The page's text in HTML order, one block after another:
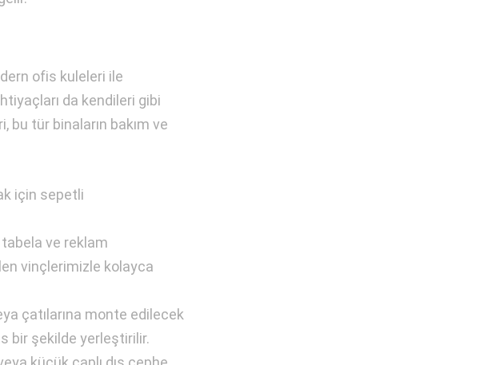
ofis kuleleri ile
da kendileri gibi
bu tür binaların bakım ve
için sepetli
tabela ve reklam
vinçlerimizle kolayca
çatılarına monte edilecek
bir şekilde yerleştirilir.